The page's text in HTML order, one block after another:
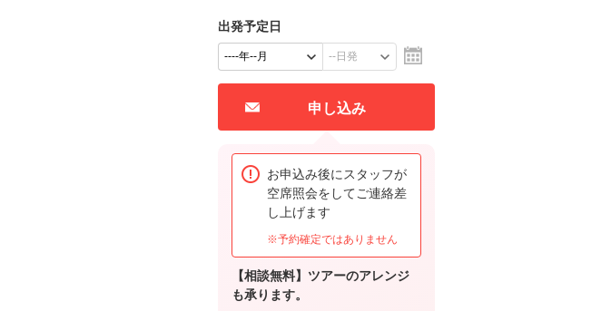
出発予定日
申し込み
お申込み後にスタッフが
空席照会をしてご連絡差
し上げます
※予約確定ではありません
【相談無料】ツアーのアレンジ
も承ります。